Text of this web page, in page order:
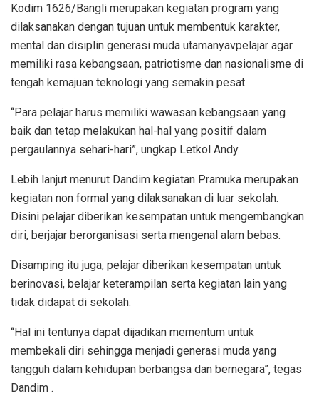
Kodim 1626/Bangli merupakan kegiatan program yang
dilaksanakan dengan tujuan untuk membentuk karakter,
mental dan disiplin generasi muda utamanyavpelajar agar
memiliki rasa kebangsaan, patriotisme dan nasionalisme di
tengah kemajuan teknologi yang semakin pesat.
“Para pelajar harus memiliki wawasan kebangsaan yang
baik dan tetap melakukan hal-hal yang positif dalam
pergaulannya sehari-hari”, ungkap Letkol Andy.
Lebih lanjut menurut Dandim kegiatan Pramuka merupakan
kegiatan non formal yang dilaksanakan di luar sekolah.
Disini pelajar diberikan kesempatan untuk mengembangkan
diri, berjajar berorganisasi serta mengenal alam bebas.
Disamping itu juga, pelajar diberikan kesempatan untuk
berinovasi, belajar keterampilan serta kegiatan lain yang
tidak didapat di sekolah.
“Hal ini tentunya dapat dijadikan mementum untuk
membekali diri sehingga menjadi generasi muda yang
tangguh dalam kehidupan berbangsa dan bernegara”, tegas
Dandim .